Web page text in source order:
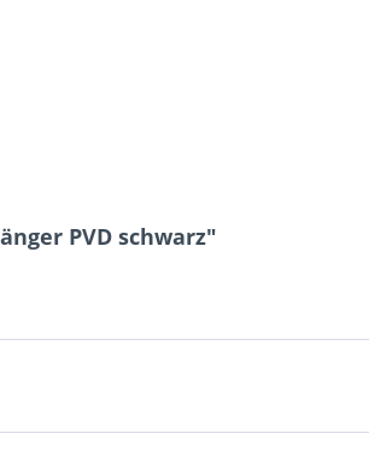
PVD schwarz"